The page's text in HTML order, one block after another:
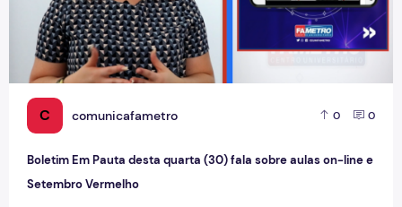
C comunicafametro 0 0
Boletim Em Pauta desta quarta (30) fala sobre aulas on-line e
Setembro Vermelho